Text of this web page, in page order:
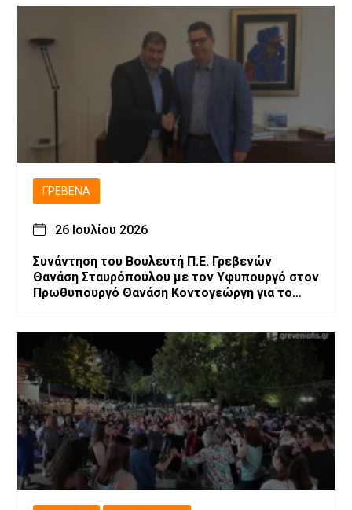
ΓΡΕΒΕΝΆ
26 Ιουλίου 2026
Συνάντηση του Βουλευτή Π.Ε. Γρεβενών
Θανάση Σταυρόπουλου με τον Υφυπουργό στον
Πρωθυπουργό Θανάση Κοντογεώργη για το